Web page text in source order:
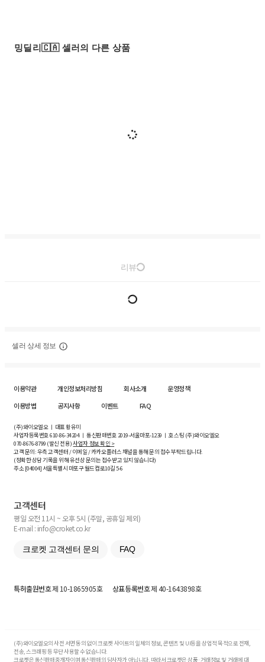
밍딜리🇨🇦 셀러의 다른 상품
리뷰
셀러 상세 정보
이용약관 개인정보처리방침 회사소개
운영정책
이용방법
공지사항 이벤트 FAQ
(주)와이오엘오 ㅣ 대표 황유미
사업자등록번호610-86-34204ㅣ 통신판매번호 2019-서울마포-1239 ㅣ 호스팅 (주)와이오엘오
070-8676-8799 (발신 전용)사업자 정보 확인 >
고객 문의: 우측 고객센터 / 이메일 / 카카오플러스 채널을 통해 문의 접수 부탁드립니다.
(정확한 상담 기록을 위해 유선상 문의는 접수받고 있지 않습니다)
주소 [04004] 서울특별시 마포구 월드컵로10길5-6
고객센터
평일 오전 11시 ~ 오후 5시 (주말, 공휴일 제외)
E-mail : info@croket.co.kr
크로켓 고객센터 문의 FAQ
특허출원번호제 10-1865905호 상표등록번호제 40-1643898호
(주)와이오엘오의 사전 서면 동의 없이 크로켓 사이트의 일체의 정보, 콘텐츠 및 UI등을 상업적 목적으로 전재,
전송, 스크래핑 등 무단 사용할 수 없습니다.
크로켓은 통신판매중개자이며 통신판매의 당사자가 아닙니다. 따라서 크로켓은 상품·거래정보 및 거래에 대